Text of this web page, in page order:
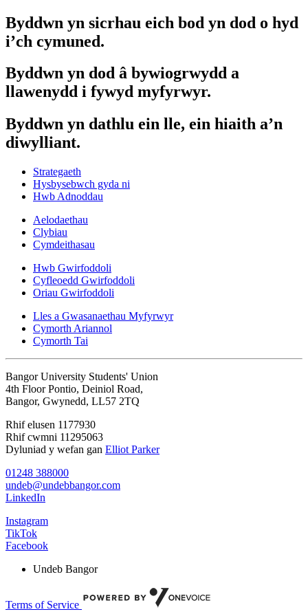
Byddwn yn sicrhau eich bod yn dod o hyd
i’ch cymuned.
Byddwn yn dod â bywiogrwydd a
llawenydd i fywyd myfyrwyr.
Byddwn yn dathlu ein lle, ein hiaith a’n
diwylliant.
Strategaeth
Hysbysebwch gyda ni
Hwb Adnoddau
Aelodaethau
Clybiau
Cymdeithasau
Hwb Gwirfoddoli
Cyfleoedd Gwirfoddoli
Oriau Gwirfoddoli
Lles a Gwasanaethau Myfyrwyr
Cymorth Ariannol
Cymorth Tai
Bangor University Students' Union
4th Floor Pontio, Deiniol Road,
Bangor, Gwynedd, LL57 2TQ
Rhif elusen 1177930
Rhif cwmni 11295063
Dyluniad y wefan gan Elliot Parker
01248 388000
undeb@undebbangor.com
LinkedIn
Instagram
TikTok
Facebook
Undeb Bangor
Terms of Service